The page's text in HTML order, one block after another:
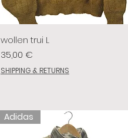
wollen trui L
Prix
35,00 €
SHIPPING & RETURNS
Adidas